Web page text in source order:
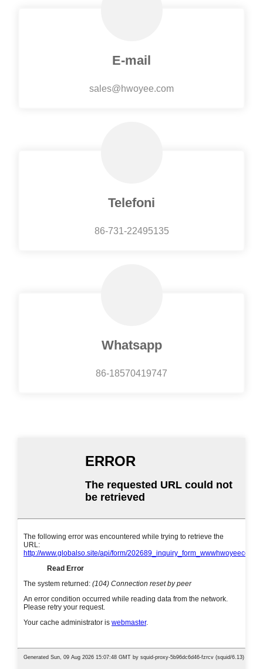
E-mail
sales@hwoyee.com
Telefoni
86-731-22495135
Whatsapp
86-18570419747